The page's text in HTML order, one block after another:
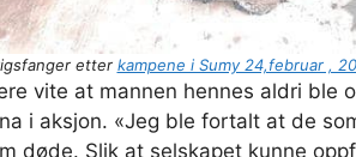
etter kampene i Sumy 24,februar ,
vite at mannen hennes aldri ble
i aksjon. «Jeg ble fortalt at de
døde. Slik at selskapet kunne